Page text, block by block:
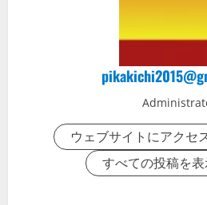
ウェブサイトにアクセ
すべての投稿を